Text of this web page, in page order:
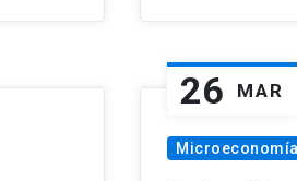
26 MAR